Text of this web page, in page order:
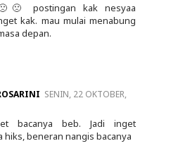
postingan kak nesyaa
kak. mau mulai menabung
depan.
SENIN, 22 OKTOBER,
bacanya beb. Jadi inget
hiks, beneran nangis bacanya